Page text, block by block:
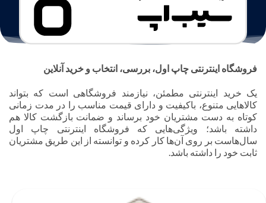
فروشگاه اینترنتی چاپ اول، بررسی، انتخاب و خرید آنلاین
یک خرید اینترنتی مطمئن، نیازمند فروشگاهی است که بتواند
کالاهایی متنوع، باکیفیت و دارای قیمت مناسب را در مدت زمانی
کوتاه به دست مشتریان خود برساند و ضمانت بازگشت کالا هم
داشته باشد؛ ویژگی‌هایی که فروشگاه اینترنتی چاپ اول
سال‌هاست بر روی آن‌ها کار کرده و توانسته از این طریق مشتریان
ثابت خود را داشته باشد.